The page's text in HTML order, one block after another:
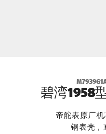
碧湾1958
帝舵表原厂
钢表壳，